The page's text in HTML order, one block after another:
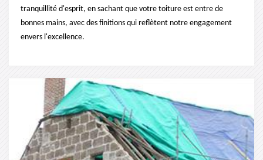
tranquillité d'esprit, en sachant que votre toiture est entre de
bonnes mains, avec des finitions qui reflètent notre engagement
envers l'excellence.